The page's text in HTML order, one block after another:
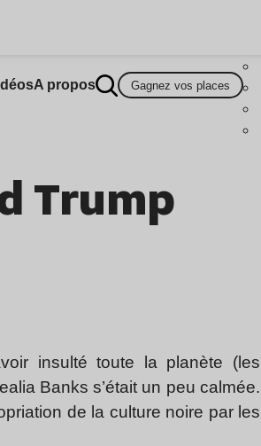
A propos Gagnez vos places
Trump
insulté toute la planète (les
Banks s’était un peu calmée.
de la culture noire par les